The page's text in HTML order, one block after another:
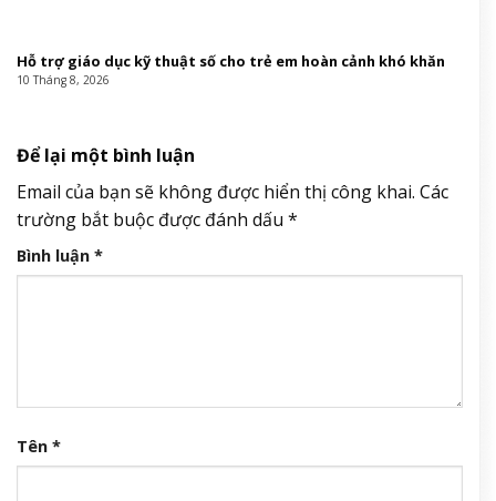
Hỗ trợ giáo dục kỹ thuật số cho trẻ em hoàn cảnh khó khăn
10 Tháng 8, 2026
Để lại một bình luận
Email của bạn sẽ không được hiển thị công khai. Các
trường bắt buộc được đánh dấu *
Bình luận *
Tên *